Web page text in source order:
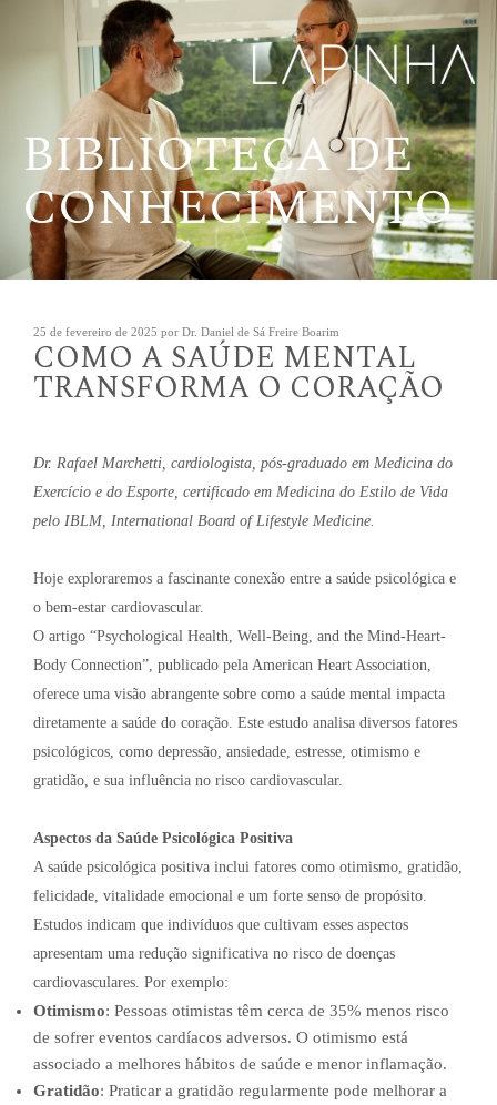
BIBLIOTECA DE
CONHECIMENTO
Publicado
em
25 de fevereiro de 2025 por Dr. Daniel de Sá Freire Boarim
COMO A SAÚDE MENTAL
TRANSFORMA O CORAÇÃO
Dr. Rafael Marchetti, cardiologista, pós-graduado em Medicina do
Exercício e do Esporte, certificado em Medicina do Estilo de Vida
pelo IBLM, International Board of Lifestyle Medicine.
Hoje exploraremos a fascinante conexão entre a saúde psicológica e
o bem-estar cardiovascular.
O artigo “Psychological Health, Well-Being, and the Mind-Heart-
Body Connection”, publicado pela American Heart Association,
oferece uma visão abrangente sobre como a saúde mental impacta
diretamente a saúde do coração. Este estudo analisa diversos fatores
psicológicos, como depressão, ansiedade, estresse, otimismo e
gratidão, e sua influência no risco cardiovascular.
Aspectos da Saúde Psicológica Positiva
A saúde psicológica positiva inclui fatores como otimismo, gratidão,
felicidade, vitalidade emocional e um forte senso de propósito.
Estudos indicam que indivíduos que cultivam esses aspectos
apresentam uma redução significativa no risco de doenças
cardiovasculares. Por exemplo:
Otimismo: Pessoas otimistas têm cerca de 35% menos risco
de sofrer eventos cardíacos adversos. O otimismo está
associado a melhores hábitos de saúde e menor inflamação.
Gratidão: Praticar a gratidão regularmente pode melhorar a